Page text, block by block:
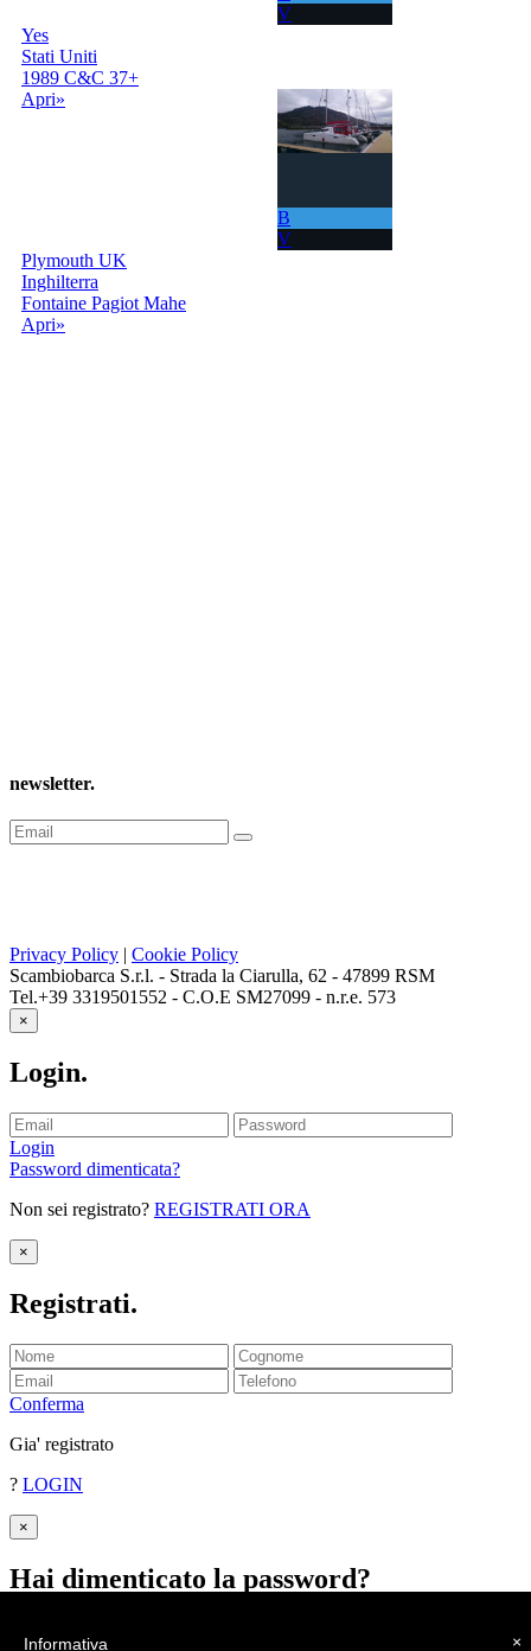
V
Yes
Stati Uniti
1989 C&C 37+
Apri»
B
V
Plymouth UK
Inghilterra
Fontaine Pagiot Mahe
Apri»
newsletter.
Privacy Policy | Cookie Policy
Scambiobarca S.r.l. - Strada la Ciarulla, 62 - 47899 RSM
Tel.+39 3319501552 - C.O.E SM27099 - n.r.e. 573
×
Login.
Login
Password dimenticata?
Non sei registrato? REGISTRATI ORA
×
Registrati.
Conferma
Gia' registrato
? LOGIN
×
Hai dimenticato la password?
×
Informativa